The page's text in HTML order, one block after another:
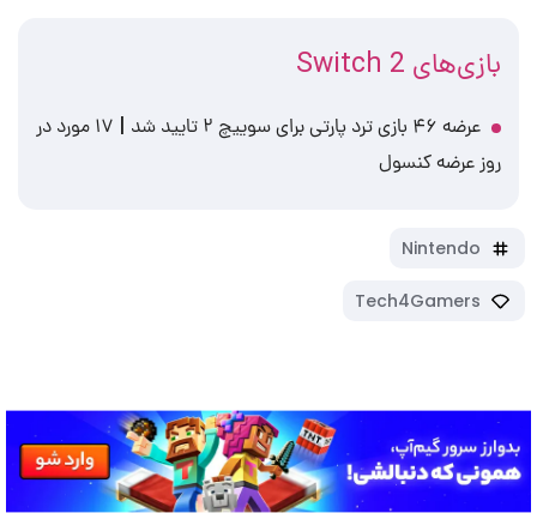
بازی‌های Switch 2
عرضه ۴۶ بازی ترد پارتی برای سوییچ ۲ تایید شد | ۱۷ مورد در
روز عرضه کنسول
Nintendo
Tech4Gamers